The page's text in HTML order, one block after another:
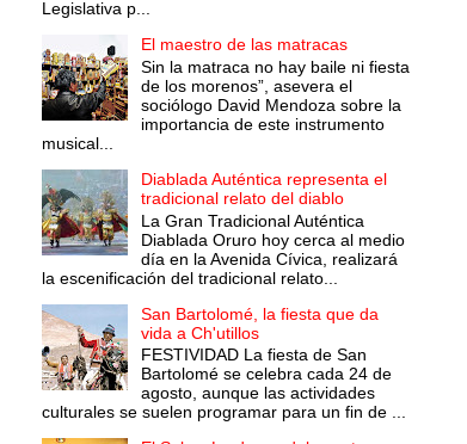
Legislativa p...
El maestro de las matracas
Sin la matraca no hay baile ni fiesta
de los morenos”, asevera el
sociólogo David Mendoza sobre la
importancia de este instrumento
musical...
Diablada Auténtica representa el
tradicional relato del diablo
La Gran Tradicional Auténtica
Diablada Oruro hoy cerca al medio
día en la Avenida Cívica, realizará
la escenificación del tradicional relato...
San Bartolomé, la fiesta que da
vida a Ch'utillos
FESTIVIDAD La fiesta de San
Bartolomé se celebra cada 24 de
agosto, aunque las actividades
culturales se suelen programar para un fin de ...